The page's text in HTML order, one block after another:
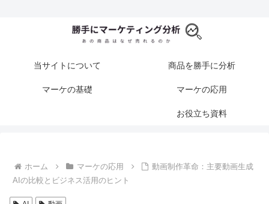
当サイトについて 商品を勝手に分析
マーケの基礎 マーケの応用
お役立ち資料
ホーム マーケの応用
動画制作革命：主要動画生成
AIの比較とビジネス活用のヒント